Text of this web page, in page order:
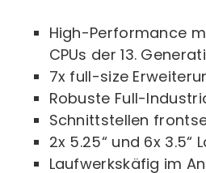
High-Performance
CPUs der 13.
7x full-size
Robuste Full-
Schnittstellen
2x 5.25“ und 6x 3.5“
Laufwerkskäfig im